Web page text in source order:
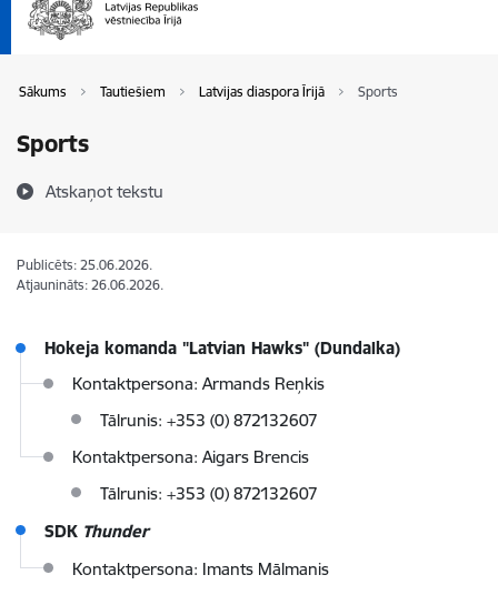
Sākums Tautiešiem Latvijas diaspora Īrijā Sports
Sports
Atskaņot tekstu
Publicēts: 25.06.2026.
Atjaunināts: 26.06.2026.
Hokeja komanda "Latvian Hawks" (Dundalka)
Kontaktpersona: Armands Reņkis
Tālrunis: +353 (0) 872132607
Kontaktpersona: Aigars Brencis
Tālrunis: +353 (0) 872132607
SDK Thunder
Kontaktpersona: Imants Mālmanis